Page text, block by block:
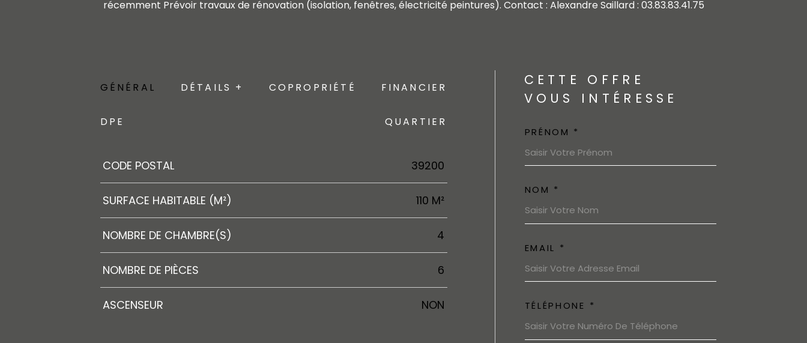
récemment Prévoir travaux de rénovation (isolation, fenêtres, électricité peintures). Contact : Alexandre Saillard : 03.83.83.41.75
GÉNÉRAL DÉTAILS + COPROPRIÉTÉ FINANCIER
DPE QUARTIER
Caractérisque
CODE POSTAL 39200
SURFACE HABITABLE (M²) 110 M²
NOMBRE DE CHAMBRE(S) 4
NOMBRE DE PIÈCES 6
ASCENSEUR NON
CETTE OFFRE
VOUS INTÉRESSE
PRÉNOM *
NOM *
EMAIL *
TÉLÉPHONE *